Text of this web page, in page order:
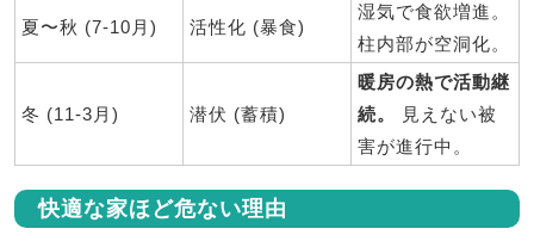
夏〜秋 (7-10月) 活性化 (暴食)
湿気で食欲増進。
柱内部が空洞化。
冬 (11-3月) 潜伏 (蓄積)
暖房の熱で活動継
続。
見えない被
害が進行中。
快適な家ほど危ない理由